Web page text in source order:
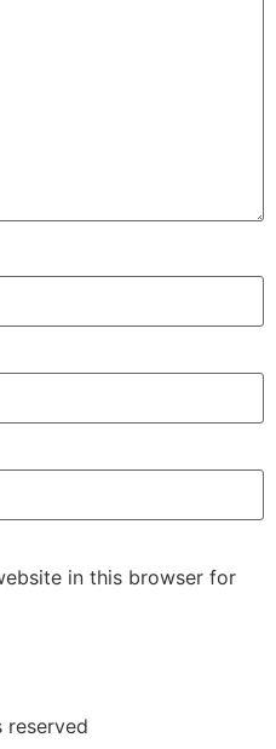
in this browser for
reserved